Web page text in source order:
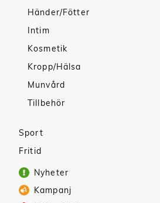
Händer/Fötter
Intim
Kosmetik
Kropp/Hälsa
Munvård
Tillbehör
Sport
Fritid
Nyheter
Kampanj